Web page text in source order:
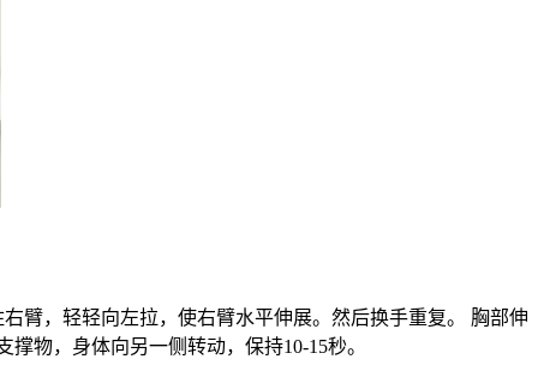
臂，轻轻向左拉，使右臂水平伸展。然后换手重复。 胸部伸
物，身体向另一侧转动，保持10-15秒。